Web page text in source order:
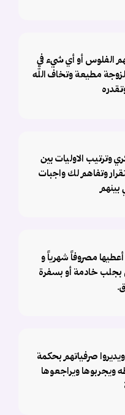
الفلوس أو أي شيء في
مطيعة وتخاف الله
وترتيب الاوليات بين
وتفاهم لك واجبات
بينهم
مصروفاً شهرياً و
بجلب خادمة أو بسفرة
ويديروا صرفياتهم بحكمة
ويجربوها ويراجعوها